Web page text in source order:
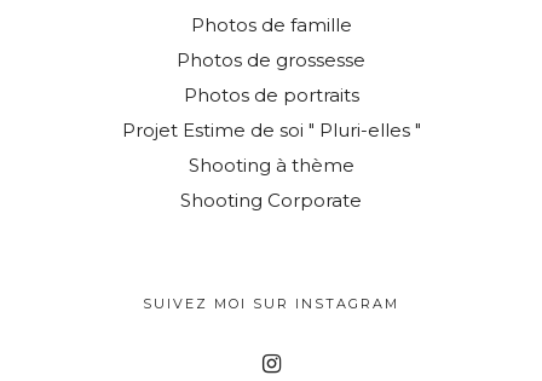
Photos de famille
Photos de grossesse
Photos de portraits
Projet Estime de soi " Pluri-elles "
Shooting à thème
Shooting Corporate
SUIVEZ MOI SUR INSTAGRAM